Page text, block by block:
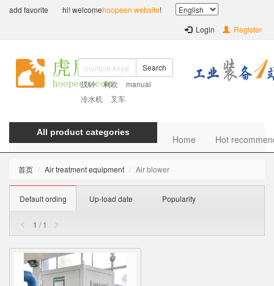
add favorite hi! welcomehoopeen website!
Login
Register
Search
汉钟
利欧
manual
冷水机
叉车
All product categories
Home Hot
首页 Air treatment equipment Air blower
Default ording Up-load date Popularity
1 / 1